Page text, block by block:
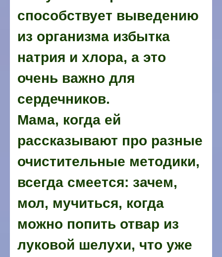
способствует выведению
из организма избытка
натрия и хлора, а это
очень важно для
сердечников.
Мама, когда ей
рассказывают про разные
очистительные методики,
всегда смеется: зачем,
мол, мучиться, когда
можно попить отвар из
луковой шелухи, что уже